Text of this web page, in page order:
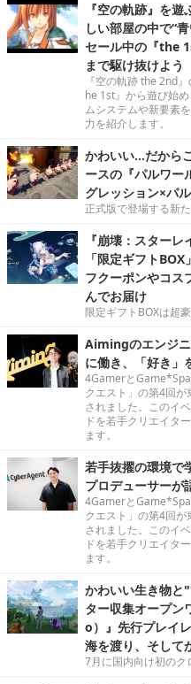
『空の軌跡』を
しい部屋の中で“
セール中の『the
まで駆け抜けよう
『空の軌跡 the 2nd
he 1st』から遊び始
ムシステムや新要素
力を紹介します。
かわいい…だから
ースの『パルワー
グレッション×パ
正式版で登場する新
『崩壊：スター
「限定ギフト
フクーポンやコス
んでお届け
限定ギフトBOXは超
Aimingのエンジ
に働き、「好き」
4Gamerと
クエスト」の第4回
されました。このイ
ドを若手クリエイタ
ます。
若手抜擢の環境
プロデューサーが
4Gamerと
クエスト」の第4回
されました。このイ
ドを若手クリエイタ
ます。
かわいい生き物
ター収集オープン
o）』先行プレイ
海を渡り、そして
7月に国内向け初のク